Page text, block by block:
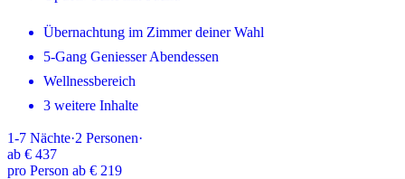
Übernachtung im Zimmer deiner Wahl
5-Gang Geniesser Abendessen
Wellnessbereich
3 weitere Inhalte
1-7 Nächte·2 Personen·
ab € 437
pro Person ab € 219